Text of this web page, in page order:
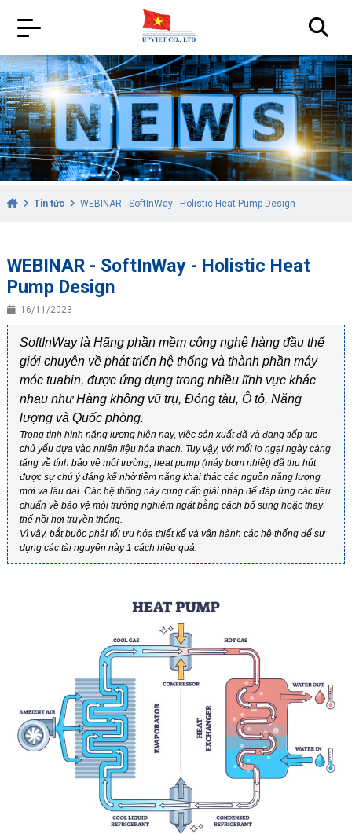
Tin tức WEBINAR - SoftInWay - Holistic Heat Pump Design
WEBINAR - SoftInWay - Holistic Heat
Pump Design
16/11/2023
SoftInWay là Hãng phần mềm công nghệ hàng đầu thế
giới chuyên về phát triển hệ thống và thành phần máy
móc tuabin, được ứng dụng trong nhiều lĩnh vực khác
nhau như Hàng không vũ trụ, Đóng tàu, Ô tô, Năng
lượng và Quốc phòng.
Trong tình hình năng lượng hiện nay, việc sản xuất đã và đang tiếp tục
chủ yếu dựa vào nhiên liệu hóa thạch. Tuy vậy, với mối lo ngại ngày càng
tăng về tính bảo vệ môi trường, heat pump (máy bơm nhiệt) đã thu hút
được sự chú ý đáng kể nhờ tiềm năng khai thác các nguồn năng lượng
mới và lâu dài. Các hệ thống này cung cấp giải pháp để đáp ứng các tiêu
chuẩn về bảo vệ môi trường nghiêm ngặt bằng cách bổ sung hoặc thay
thế nồi hơi truyền thống.
Vì vậy, bắt buộc phải tối ưu hóa thiết kế và vận hành các hệ thống để sự
dụng các tài nguyên này 1 cách hiệu quả.